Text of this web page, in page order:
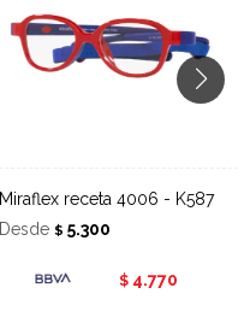
Miraflex receta 4006 - K587
Desde $ 5.300
$ 4.770